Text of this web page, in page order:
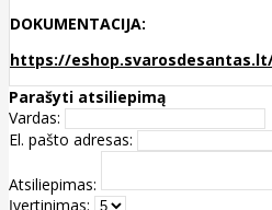
DOKUMENTACIJA:
https://
Parašyti atsiliepimą
Vardas:
El. pašto adresas:
Atsiliepimas:
Įvertinimas: